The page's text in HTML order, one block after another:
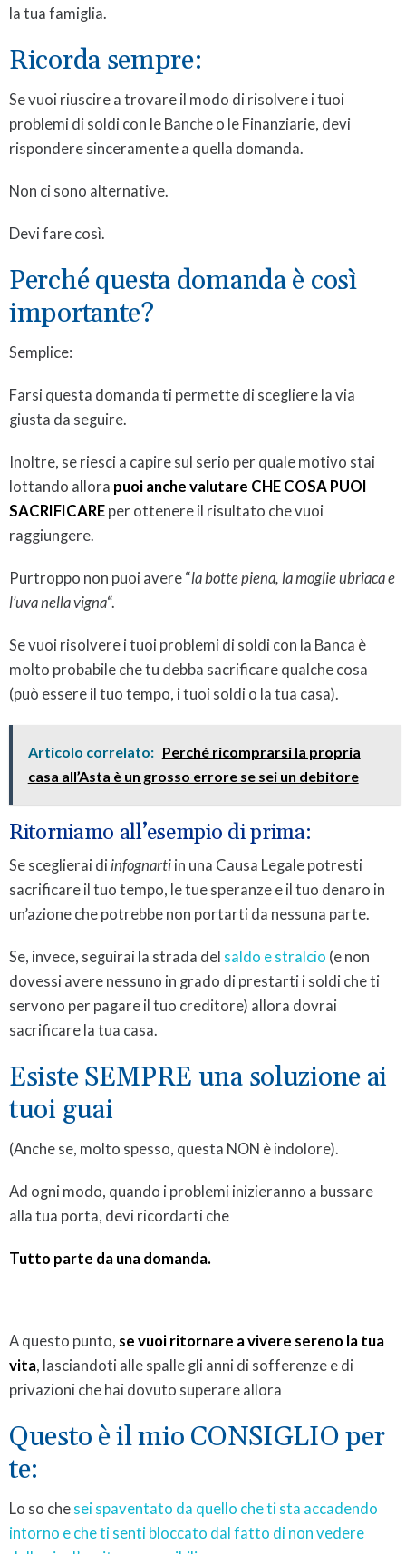
la tua famiglia.
Ricorda sempre:
Se vuoi riuscire a trovare il modo di risolvere i tuoi
problemi di soldi con le Banche o le Finanziarie, devi
rispondere sinceramente a quella domanda.
Non ci sono alternative.
Devi fare così.
Perché questa domanda è così
importante?
Semplice:
Farsi questa domanda ti permette di scegliere la via
giusta da seguire.
Inoltre, se riesci a capire sul serio per quale motivo stai
lottando allora puoi anche valutare CHE COSA PUOI
SACRIFICARE per ottenere il risultato che vuoi
raggiungere.
Purtroppo non puoi avere “la botte piena, la moglie ubriaca e
l’uva nella vigna“.
Se vuoi risolvere i tuoi problemi di soldi con la Banca è
molto probabile che tu debba sacrificare qualche cosa
(può essere il tuo tempo, i tuoi soldi o la tua casa).
Articolo correlato: Perché ricomprarsi la propria
casa all’Asta è un grosso errore se sei un debitore
Ritorniamo all’esempio di prima:
Se sceglierai di infognarti in una Causa Legale potresti
sacrificare il tuo tempo, le tue speranze e il tuo denaro in
un’azione che potrebbe non portarti da nessuna parte.
Se, invece, seguirai la strada del saldo e stralcio (e non
dovessi avere nessuno in grado di prestarti i soldi che ti
servono per pagare il tuo creditore) allora dovrai
sacrificare la tua casa.
Esiste SEMPRE una soluzione ai
tuoi guai
(Anche se, molto spesso, questa NON è indolore).
Ad ogni modo, quando i problemi inizieranno a bussare
alla tua porta, devi ricordarti che
Tutto parte da una domanda.
A questo punto, se vuoi ritornare a vivere sereno la tua
vita, lasciandoti alle spalle gli anni di sofferenze e di
privazioni che hai dovuto superare allora
Questo è il mio CONSIGLIO per
te:
Lo so che sei spaventato da quello che ti sta accadendo
intorno e che ti senti bloccato dal fatto di non vedere